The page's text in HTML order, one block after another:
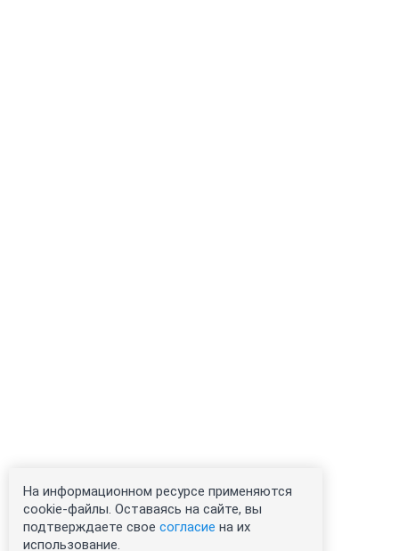
На информационном ресурсе применяются
cookie-файлы. Оставаясь на сайте, вы
подтверждаете свое согласие на их
использование.